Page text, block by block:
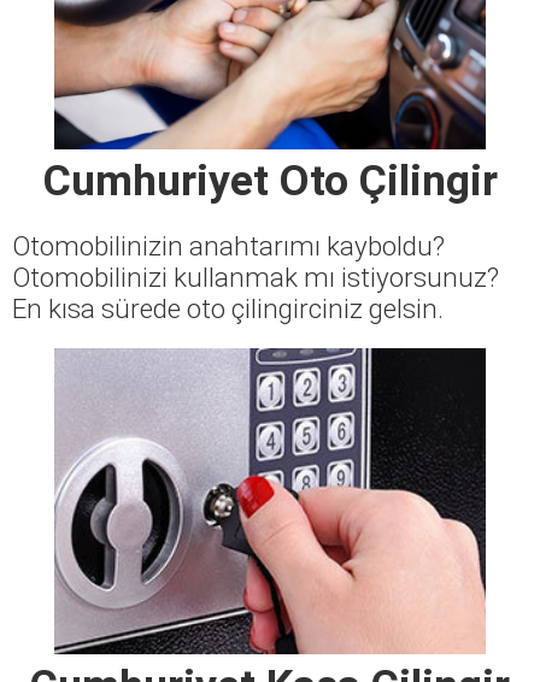
Cumhuriyet Oto Çilingir
Otomobilinizin anahtarımı kayboldu?
Otomobilinizi kullanmak mı istiyorsunuz?
En kısa sürede oto çilingirciniz gelsin.